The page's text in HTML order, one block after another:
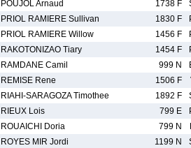
POUJOL Arnaud 1738 F
PRIOL RAMIERE Sullivan 1830 F
PRIOL RAMIERE Willow 1456 F
RAKOTONIZAO Tiary 1454 F
RAMDANE Camil 999 N
REMISE Rene 1506 F
RIAHI-SARAGOZA Timothee 1892 F
RIEUX Lois 799 E
ROUAICHI Doria 799 N
ROYES MIR Jordi 1199 N